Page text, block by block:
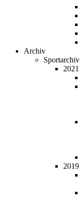
Archiv
Sportarchiv
2021
2019